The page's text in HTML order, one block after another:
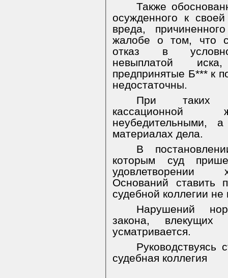
Также
осужденного к
вреда,
жалобе о том, что
отказ в условно-
невыплатой
предпринятые Б*** к
недостаточны.
При таких
кассационной
неубедительными,
материалах дела.
В
которым суд
удовлетворении
Оснований ставить
судебной коллегии не
Нарушений
закона, влекущих
усматривается.
судебная коллегия